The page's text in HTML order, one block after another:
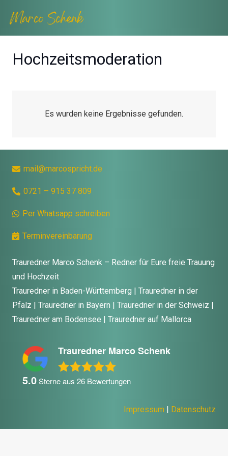
Hochzeitsmoderation
Es wurden keine Ergebnisse gefunden.
mail@marcospricht.de
0721 – 915 37 809
Per Whatsapp schreiben
Terminvereinbarung
Trauredner Marco Schenk – Redner für Eure freie Trauung
und Hochzeit
Trauredner in Baden-Württemberg | Trauredner in der
Pfalz | Trauredner in Bayern | Trauredner in der Schweiz |
Trauredner am Bodensee | Trauredner auf Mallorca
Trauredner Marco Schenk
5.0Sterne aus 26 Bewertungen
Impressum | Datenschutz